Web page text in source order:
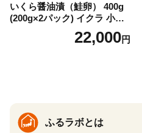
いくら醤油漬（鮭卵） 400g
(200g×2パック) イクラ 小分
け いくら醤油漬 鮭いくら い
くら醤油漬け 鮭 鮭卵 ikura
22,000円
ふるラボとは